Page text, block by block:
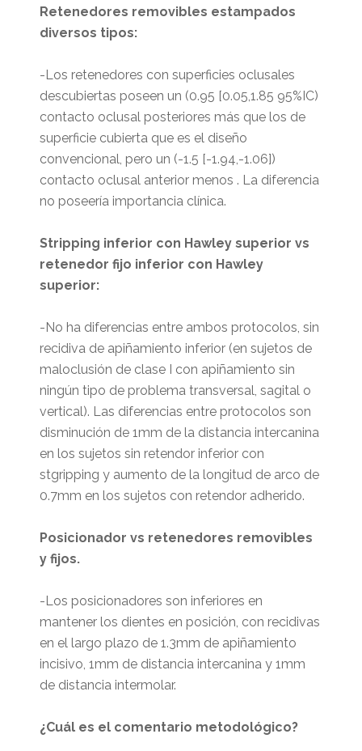
Retenedores removibles estampados
diversos tipos:
-Los retenedores con superficies oclusales
descubiertas poseen un (0.95 [0.05,1.85 95%IC)
contacto oclusal posteriores más que los de
superficie cubierta que es el diseño
convencional, pero un (-1.5 [-1.94,-1.06])
contacto oclusal anterior menos . La diferencia
no poseería importancia clínica.
Stripping inferior con Hawley superior vs
retenedor fijo inferior con Hawley
superior:
-No ha diferencias entre ambos protocolos, sin
recidiva de apiñamiento inferior (en sujetos de
maloclusión de clase I con apiñamiento sin
ningún tipo de problema transversal, sagital o
vertical). Las diferencias entre protocolos son
disminución de 1mm de la distancia intercanina
en los sujetos sin retendor inferior con
stgripping y aumento de la longitud de arco de
0.7mm en los sujetos con retendor adherido.
Posicionador vs retenedores removibles
y fijos.
-Los posicionadores son inferiores en
mantener los dientes en posición, con recidivas
en el largo plazo de 1.3mm de apiñamiento
incisivo, 1mm de distancia intercanina y 1mm
de distancia intermolar.
¿Cuál es el comentario metodológico?